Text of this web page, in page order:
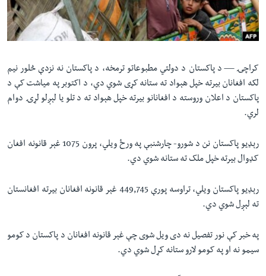
دلته
مخکې
لټون
واوړئ
اداریه
Learning English
FOLLOW US
کراچۍ — د پاکستان د دولتي مطبوعاتو ترمخه، د پاکستان نه نزدې څلور نيم
لکه افغانان بيرته خپل هېواد ته ستانه کړی شوي دي، د اکتوبر په میاشت کې د
پاکستان د اعلان وروسته د افغانانو بيرته خپل هېواد ته د تلو يا لېږلو لړۍ دوام
لري.
رېډيو پاکستان نن د شورو- چارشنبې په ورځ ویلي، پرون 1075 غېر قانونه افغان
کډوال بیرته خپل ملک ته ستانه شوي دي.
رېډيو پاکستان ویلي، تراوسه پورې 449,745 غېر قانونه افغانان بيرته افغانستان
ته لېږل شوي دي.
په خبر کې نور تفصيل نه دی ويل شوی چې غېر قانونه افغانان د پاکستان د کومو
سيمو نه او په کومو لارو ستانه کړل شوي دي.